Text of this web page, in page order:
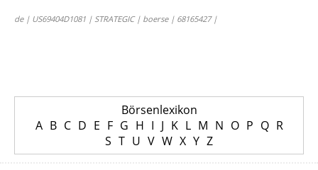
de | US69404D1081 | STRATEGIC | boerse | 68165427 |
Börsenlexikon
A B C D E F G H I J K L M N O P Q R
S T U V W X Y Z